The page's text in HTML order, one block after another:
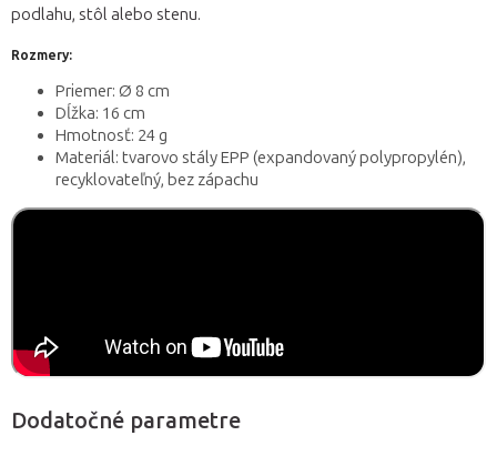
podlahu, stôl alebo stenu.
Rozmery:
Priemer: Ø 8 cm
Dĺžka: 16 cm
Hmotnosť: 24 g
Materiál: tvarovo stály EPP (expandovaný polypropylén),
recyklovateľný, bez zápachu
Dodatočné parametre